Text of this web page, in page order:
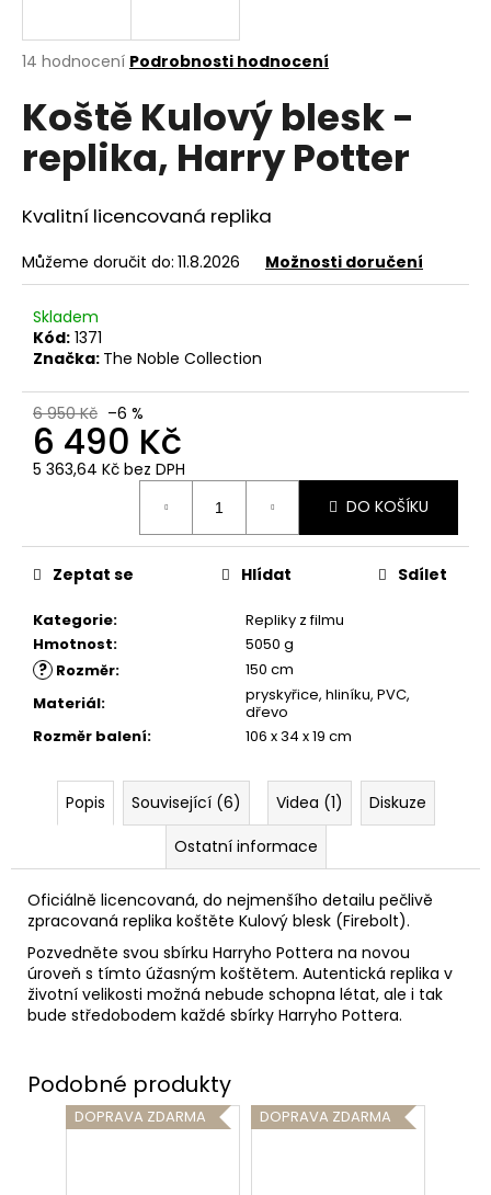
Průměrné
produktu
je
hvězdiček.
14 hodnocení Podrobnosti hodnocení
Koště Kulový blesk -
replika, Harry Potter
Kvalitní licencovaná replika
Můžeme doručit do: 11.8.2026 Možnosti doručení
Skladem
Kód: 1371
Značka: The Noble Collection
6 950 Kč –6 %
6 490 Kč
5 363,64 Kč bez DPH
DO KOŠÍKU
Kategorie:
Repliky z filmu
Hmotnost: 5050 g
? Rozměr:
150 cm
Materiál:
pryskyřice, hliníku, PVC,
dřevo
Rozměr balení: 106 x 34 x 19 cm
Zeptat se Hlídat Sdílet
Popis Související (6) Videa (1)
Diskuze
Ostatní informace
Oficiálně licencovaná, do nejmenšího detailu pečlivě
zpracovaná replika koštěte Kulový blesk (Firebolt).
Pozvedněte svou sbírku Harryho Pottera na novou
úroveň s tímto úžasným koštětem. Autentická replika v
životní velikosti možná nebude schopna létat, ale i tak
bude středobodem každé sbírky Harryho Pottera.
DOPRAVA ZDARMA DOPRAVA ZDARMA
j
t
?
HLEDAT
D
o
p
o
u
j
e
e
MÍCHACÍ
HRNEK
HŮLKOU,